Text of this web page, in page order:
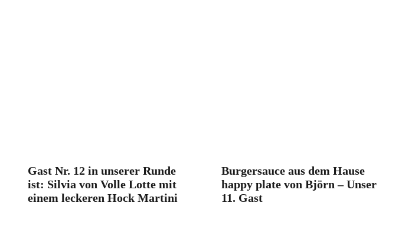
Gast Nr. 12 in unserer Runde
ist: Silvia von Volle Lotte mit
einem leckeren Hock Martini
Burgersauce aus dem Hause
happy plate von Björn – Unser
11. Gast